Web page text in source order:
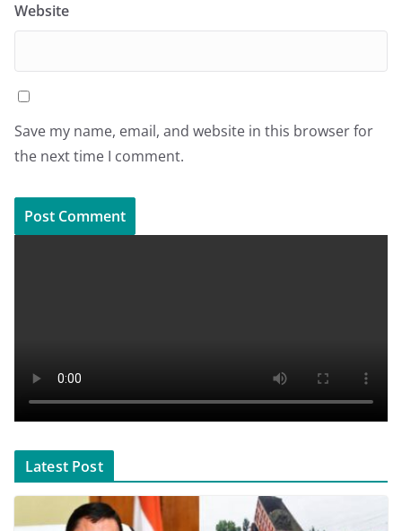
Website
Save my name, email, and website in this browser for
the next time I comment.
Latest Post